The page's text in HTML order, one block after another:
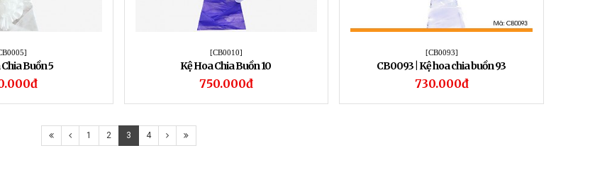
Buồn 5
[CB0010]
Kệ Hoa Chia Buồn 10
750.000đ
[CB0093]
CB0093 | Kệ hoa chia buồn 93
730.000đ
1 2 3 4